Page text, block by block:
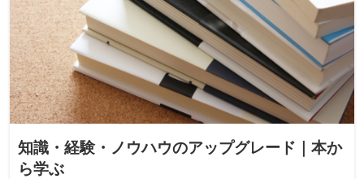
知識・経験・ノウハウのアップグレード｜本か
ら学ぶ